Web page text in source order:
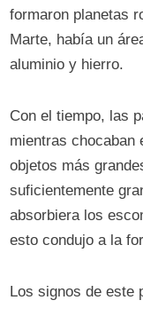
formaron planetas
Marte, había un
aluminio y hierro.
Con el tiempo, las
mientras chocaban
objetos más
suficientemente
absorbiera los
esto condujo a la
Los signos de este